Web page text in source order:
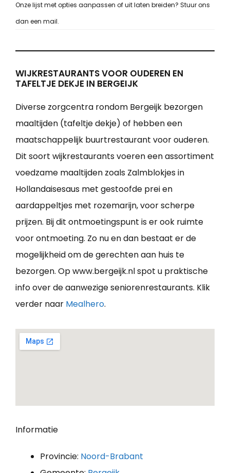
Onze lijst met opties aanpassen of uit laten breiden? Stuur ons
dan een mail.
WIJKRESTAURANTS VOOR OUDEREN EN
TAFELTJE DEKJE IN BERGEIJK
Diverse zorgcentra rondom Bergeijk bezorgen
maaltijden (tafeltje dekje) of hebben een
maatschappelijk buurtrestaurant voor ouderen.
Dit soort wijkrestaurants voeren een assortiment
voedzame maaltijden zoals Zalmblokjes in
Hollandaisesaus met gestoofde prei en
aardappeltjes met rozemarijn, voor scherpe
prijzen. Bij dit ontmoetingspunt is er ook ruimte
voor ontmoeting. Zo nu en dan bestaat er de
mogelijkheid om de gerechten aan huis te
bezorgen. Op www.bergeijk.nl spot u praktische
info over de aanwezige seniorenrestaurants. Klik
verder naar Mealhero.
Informatie
Provincie: Noord-Brabant